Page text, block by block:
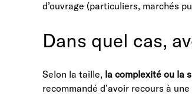
d’ouvrage (particuliers, marchés
Dans quel cas,
Selon la taille, la complexité ou la
recommandé d’avoir recours à